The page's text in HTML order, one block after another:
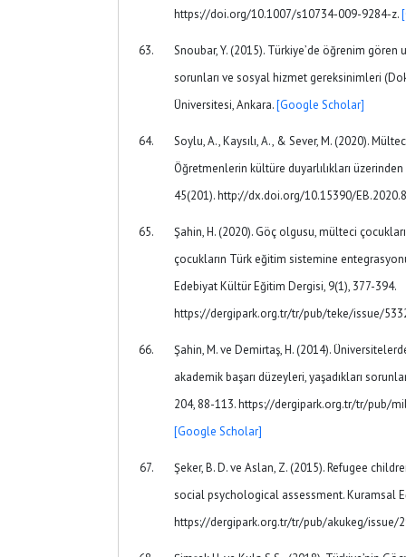
https://doi.org/10.1007/s10734-009-9284-z.
Snoubar, Y. (2015). Türkiye’de öğrenim
sorunları ve sosyal hizmet gereksinimleri
Üniversitesi, Ankara.[Google Scholar]
Soylu, A., Kaysılı, A., & Sever, M. (2020).
Öğretmenlerin kültüre duyarlılıkları
45(201). http://dx.doi.org/10.15390/
Şahin, H. (2020). Göç olgusu, mülteci
çocukların Türk eğitim sistemine
Edebiyat Kültür Eğitim Dergisi, 9(1), 377-394.
https://dergipark.org.tr/tr/pub/teke/issue/
Şahin, M. ve Demirtaş, H. (2014).
akademik başarı düzeyleri, yaşadıkları
204, 88-113. https://dergipark.org.tr/tr/pub/
[Google Scholar]
Şeker, B. D. ve Aslan, Z. (2015). Refugee
social psychological assessment. Kuramsal
https://dergipark.org.tr/tr/pub/akukeg/issue/